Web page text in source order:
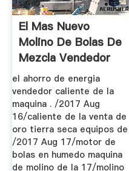
El Mas Nuevo
Molino De Bolas De
Mezcla Vendedor
Caliente
el ahorro de energia
vendedor caliente de la
maquina . /2017 Aug
16/caliente de la venta de
oro tierra seca equipos de
/2017 Aug 17/motor de
bolas en humedo maquina
de molino de la 17/molino